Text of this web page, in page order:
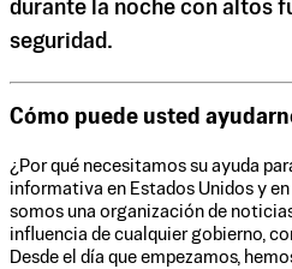
durante la noche con altos
seguridad.
Cómo puede usted
¿Por qué necesitamos su ayuda
informativa en Estados Unidos y
somos una organización de
influencia de cualquier gobierno,
Desde el día que empezamos,